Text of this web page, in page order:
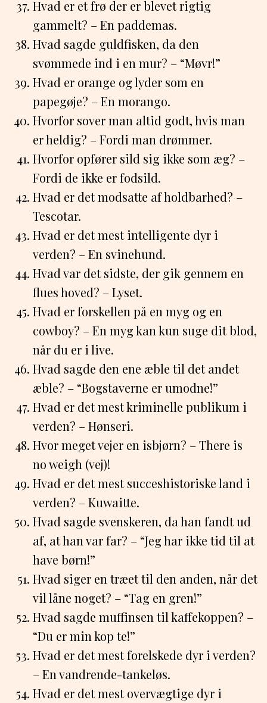
Hvad er et frø der er blevet rigtig
gammelt? – En paddemas.
Hvad sagde guldfisken, da den
svømmede ind i en mur? – “Møvr!”
Hvad er orange og lyder som en
papegøje? – En morango.
Hvorfor sover man altid godt, hvis man
er heldig? – Fordi man drømmer.
Hvorfor opfører sild sig ikke som æg? –
Fordi de ikke er fodsild.
Hvad er det modsatte af holdbarhed? –
Tescotar.
Hvad er det mest intelligente dyr i
verden? – En svinehund.
Hvad var det sidste, der gik gennem en
flues hoved? – Lyset.
Hvad er forskellen på en myg og en
cowboy? – En myg kan kun suge dit blod,
når du er i live.
Hvad sagde den ene æble til det andet
æble? – “Bogstaverne er umodne!”
Hvad er det mest kriminelle publikum i
verden? – Hønseri.
Hvor meget vejer en isbjørn? – There is
no weigh (vej)!
Hvad er det mest succeshistoriske land i
verden? – Kuwaitte.
Hvad sagde svenskeren, da han fandt ud
af, at han var far? – “Jeg har ikke tid til at
have børn!”
Hvad siger en træet til den anden, når det
vil låne noget? – “Tag en gren!”
Hvad sagde muffinsen til kaffekoppen? –
“Du er min kop te!”
Hvad er det mest forelskede dyr i verden?
– En vandrende-tankeløs.
Hvad er det mest overvægtige dyr i